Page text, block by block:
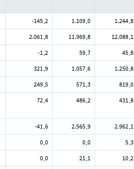
-145,2 1.109,0 1.244,8
2.061,8 11.969,8 12.088,1
-1,2 59,7 45,8
321,9 1.057,6 1.250,8
249,5 571,3 819,0
72,4 486,2 431,8
-41,6 2.565,9 2.962,1
0,0 0,0 5,3
0,0 21,1 10,2